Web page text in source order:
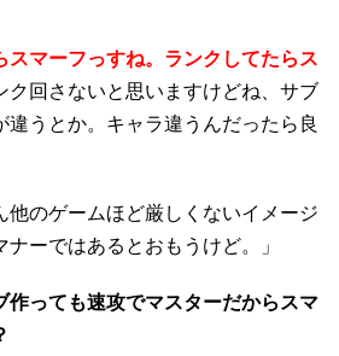
スマーフっすね。ランクしてたらス
ク回さないと思いますけどね、サブ
違うとか。キャラ違うんだったら良
他のゲームほど厳しくないイメージ
ーではあるとおもうけど。」
作っても速攻でマスターだからスマ